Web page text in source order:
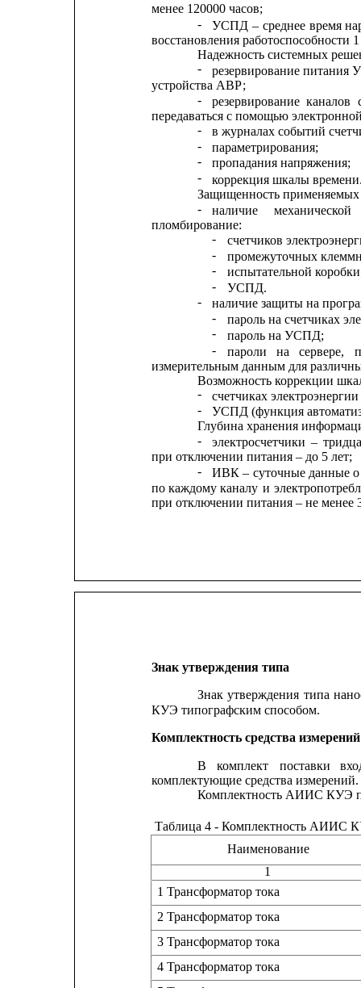
менее 120000 часов;
-
УСПД – среднее время
восстановления работоспособности 1
Надежность системных
-
резервирование
устройства АВР;
-
резервирование каналов
передаваться с помощью
-
в журналах событий
-
параметрирования;
-
пропадания напряжения;
-
коррекция шкалы
Защищенность применяемых
-
наличие
механической
пломбирование:
-
счетчиков
-
промежуточных
-
испытательной
-
УСПД.
-
наличие защиты на
-
пароль на счетчиках
-
пароль на УСПД;
-
пароли на сервере,
измерительным данным для
Возможность коррекции
-
счетчиках
-
УСПД (функция
Глубина хранения
-
электросчетчики –
при отключении питания – до 5 лет;
-
ИВК – суточные данные о
по каждому каналу и
при отключении питания – не менее
Знак утверждения типа
Знак утверждения типа
КУЭ типографским способом.
Комплектность средства измерений
В комплект поставки
комплектующие средства измерений.
Комплектность АИИС КУЭ
Наименование
2 Трансформатор тока
3 Трансформатор тока
4 Трансформатор тока
Таблица 4 - Комплектность АИИС
1
1 Трансформатор тока